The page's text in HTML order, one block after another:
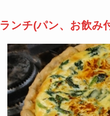
ランチ(パン、お飲み